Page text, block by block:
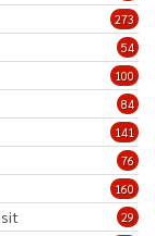
273
54
100
84
141
76
160
29